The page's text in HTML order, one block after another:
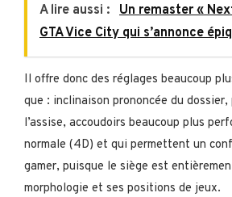
A lire aussi :
Un remaster «
GTA Vice City qui s’annonce
Il offre donc des réglages beaucoup
que : inclinaison prononcée du
l’assise, accoudoirs beaucoup plus
normale (4D) et qui permettent un
gamer, puisque le siège est
morphologie et ses positions de jeux.